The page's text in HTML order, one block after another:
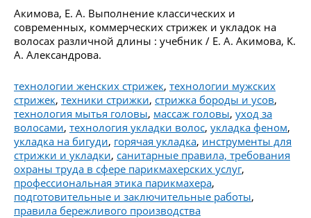
Акимова, Е. А. Выполнение классических и
современных, коммерческих стрижек и укладок на
волосах различной длины : учебник / Е. А. Акимова, К.
А. Александрова.
технологии женских стрижек, технологии мужских
стрижек, техники стрижки, стрижка бороды и усов,
технология мытья головы, массаж головы, уход за
волосами, технология укладки волос, укладка феном,
укладка на бигуди, горячая укладка, инструменты для
стрижки и укладки, санитарные правила, требования
охраны труда в сфере парикмахерских услуг,
профессиональная этика парикмахера,
подготовительные и заключительные работы,
правила бережливого производства